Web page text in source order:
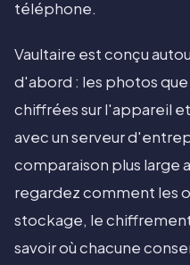
téléphone.
Vaultaire est conçu
d'abord : les photos
chiffrées sur l'appareil
avec un serveur
comparaison plus large
regardez comment les
stockage, le
savoir où chacune